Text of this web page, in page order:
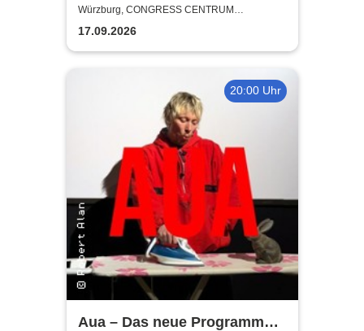
Dankeschön! 80 Jahre - Die
Geburtstagstournee 2026
Würzburg, CONGRESS CENTRUM
WÜRZBURG
17.09.2026
20:00 Uhr
Aua – Das neue Programm